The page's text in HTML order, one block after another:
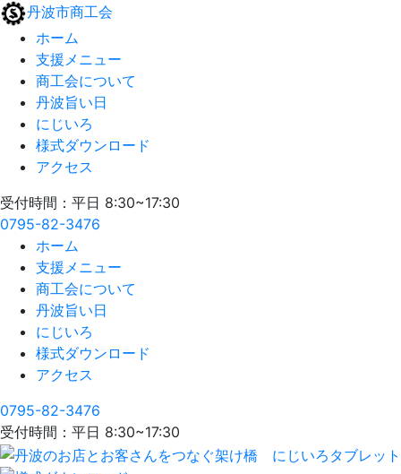
丹波市商工会
ホーム
支援メニュー
商工会について
丹波旨い日
にじいろ
様式ダウンロード
アクセス
受付時間：平日 8:30~17:30
0795-82-3476
ホーム
支援メニュー
商工会について
丹波旨い日
にじいろ
様式ダウンロード
アクセス
0795-82-3476
受付時間：平日 8:30~17:30